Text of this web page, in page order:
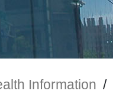
Information /